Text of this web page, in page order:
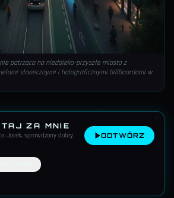
patrząca na niedaleko-przyszłe miasto z
słonecznymi i holograficznymi billboardami w
ZA MNIE
Jacek, sprawdzony dobry
ODTWÓRZ